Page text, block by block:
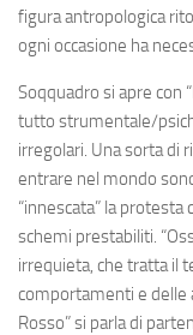
figura antropologica
ogni occasione ha
Soqquadro si apre con “
tutto strumentale/
irregolari. Una sorta di
entrare nel mondo
“innescata” la
schemi prestabiliti. “
irrequieta, che tratta il
comportamenti e delle
Rosso” si parla di